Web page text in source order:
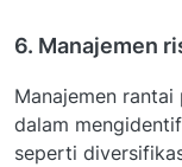
6. Manajemen
Manajemen
dalam
seperti